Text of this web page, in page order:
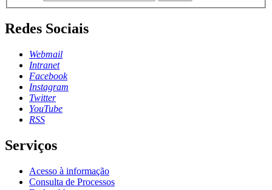
Redes Sociais
Webmail
Intranet
Facebook
Instagram
Twitter
YouTube
RSS
Serviços
Acesso à informação
Consulta de Processos